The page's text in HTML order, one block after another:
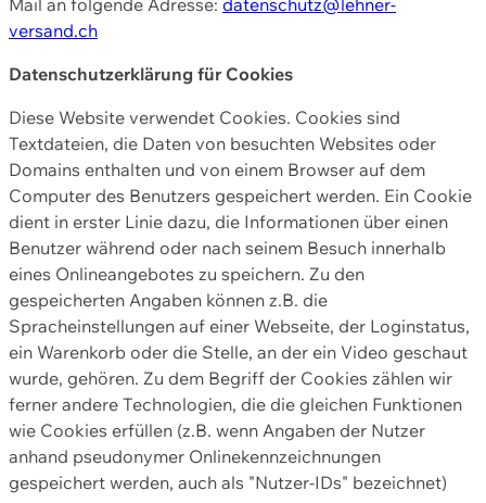
versand.ch
Datenschutzerklärung für Cookies
Diese Website verwendet Cookies. Cookies sind
Textdateien, die Daten von besuchten Websites oder
Domains enthalten und von einem Browser auf dem
Computer des Benutzers gespeichert werden. Ein Cookie
dient in erster Linie dazu, die Informationen über einen
Benutzer während oder nach seinem Besuch innerhalb
eines Onlineangebotes zu speichern. Zu den
gespeicherten Angaben können z.B. die
Spracheinstellungen auf einer Webseite, der Loginstatus,
ein Warenkorb oder die Stelle, an der ein Video geschaut
wurde, gehören. Zu dem Begriff der Cookies zählen wir
ferner andere Technologien, die die gleichen Funktionen
wie Cookies erfüllen (z.B. wenn Angaben der Nutzer
anhand pseudonymer Onlinekennzeichnungen
gespeichert werden, auch als "Nutzer-IDs" bezeichnet)